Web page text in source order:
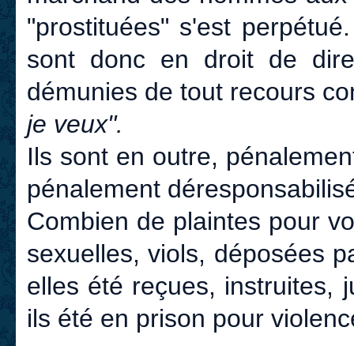
"prostituées" s'est
sont donc en droit de
démunies de tout recours
je veux".
Ils sont en outre,
pénalement
Combien de plaintes pour
sexuelles, viols, déposées
elles été reçues, instruites,
ils été en prison pour